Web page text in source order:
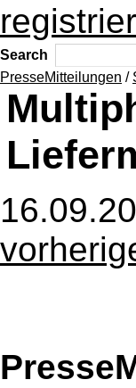
Search
PresseMitteilungen /